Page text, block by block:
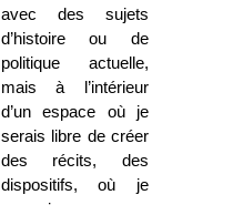
avec des sujets
d’histoire ou de
politique actuelle,
mais à l’intérieur
d’un espace où je
serais libre de créer
des récits, des
dispositifs, où je